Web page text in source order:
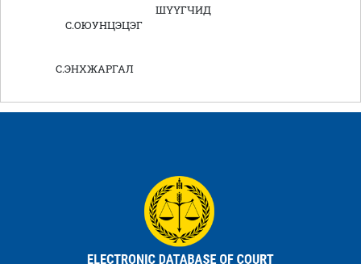
ШҮҮГЧИД
С.ОЮУНЦЭЦЭГ
С.ЭНХЖАРГАЛ